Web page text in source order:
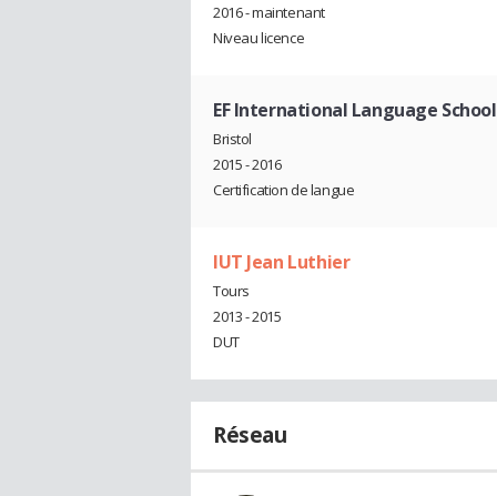
2016 - maintenant
Niveau licence
EF International Language
Bristol
2015 - 2016
Certification de langue
IUT Jean Luthier
Tours
2013 - 2015
DUT
Réseau